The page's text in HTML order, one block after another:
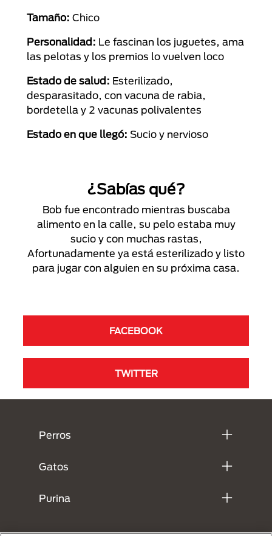
Tamaño: Chico
Personalidad: Le fascinan los juguetes, ama
las pelotas y los premios lo vuelven loco
Estado de salud: Esterilizado,
desparasitado, con vacuna de rabia,
bordetella y 2 vacunas polivalentes
Estado en que llegó: Sucio y nervioso
¿Sabías qué?
Bob fue encontrado mientras buscaba
alimento en la calle, su pelo estaba muy
sucio y con muchas rastas,
Afortunadamente ya está esterilizado y listo
para jugar con alguien en su próxima casa.
FACEBOOK
TWITTER
Perros
Gatos
Purina